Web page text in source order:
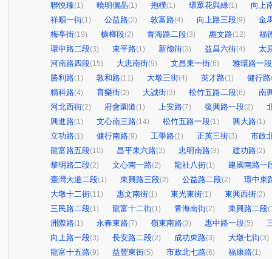
聯悦臻(1) 曉明儷晶(1) 抱樸(1) 環眾花與綠(1)
向上
祥順一街(1) 公益路(2) 敦富路(4) 向上路三段(9)
金
梅亭街(19) 槺榔段(2) 青海路二段(3) 惠文路(12)
福
環中路二段(3) 東平路(1) 新德街(3) 益昌六街(4)
太
河南路四段(15) 大忠南街(9) 文昌東一街(6)
雅環路一段
勝利路(1) 敦和路(11) 大墩三街(4) 英才路(1) 健行路
精科路(4) 育樂街(2) 大誠街(3) 松竹五路二段(6)
南
河北西街(2) 府會園道(1) 上安路(7) 復興路一段(2)
興進路(1) 文心南三路(14) 松竹五路一段(1) 興大路(1)
立功路(1) 健行南路(9) 工學路(1) 正英三街(3)
市政
龍富路五段(10) 昌平東六路(2) 忠明南路(3) 建功路(2)
黎明路二段(2) 文心南一路(2) 龍社八街(1)
建國南路一
臺灣大道二段(1) 東興路三段(2) 公益路二段(2)
環中東
大墩十二街(11) 惠文南街(1) 東光東街(1) 東興西街(2)
三民路二段(1) 龍富十二街(1) 青海南街(2) 東興路二段
洲際路(1) 永春東路(7) 嶺東南路(3) 惠中路一段(5)
向上路一段(3) 長安路二段(2) 成功東路(3) 大墩七街(3)
龍富十五路(9) 益豐東街(5) 市政北七路(6) 福康路(1)